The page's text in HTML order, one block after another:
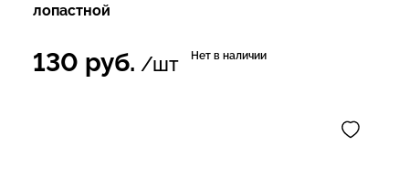
лопастной
130 руб. /шт Нет в наличии